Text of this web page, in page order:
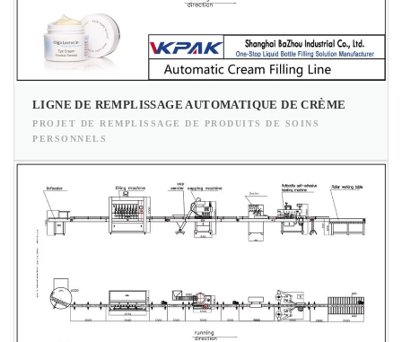
LIGNE DE REMPLISSAGE AUTOMATIQUE DE CRÈME
PROJET DE REMPLISSAGE DE PRODUITS DE SOINS
PERSONNELS